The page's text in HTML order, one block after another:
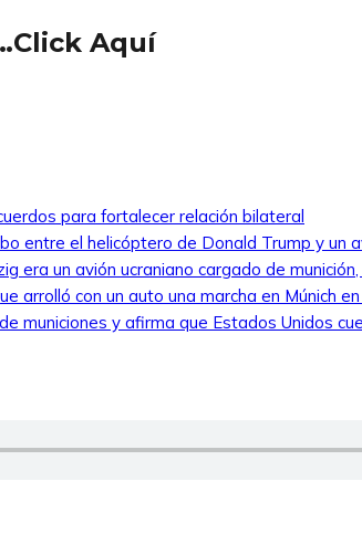
Aquí
para fortalecer relación bilateral
entre el helicóptero de Donald Trump y un
era un avión ucraniano cargado de
arrolló con un auto una marcha en Múnich
municiones y afirma que Estados Unidos